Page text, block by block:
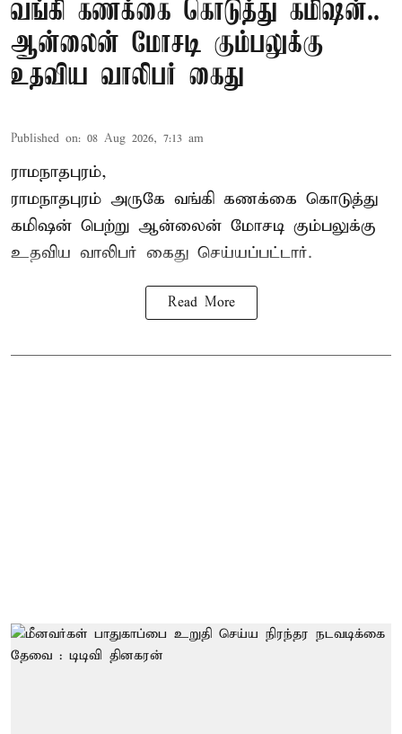
வங்கி கணக்கை கொடுத்து கமிஷன்..
ஆன்லைன் மோசடி கும்பலுக்கு
உதவிய வாலிபர் கைது
Published on: 08 Aug 2026, 7:13 am
ராமநாதபுரம்,
ராமநாதபுரம் அருகே வங்கி கணக்கை கொடுத்து
கமிஷன் பெற்று ஆன்லைன் மோசடி கும்பலுக்கு
உதவிய வாலிபர் கைது செய்யப்பட்டார்.
Read More